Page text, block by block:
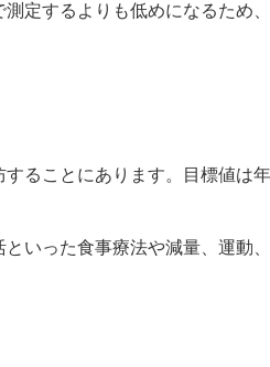
定するよりも低めになるため
ることにあります。目標値は
いった食事療法や減量、運動